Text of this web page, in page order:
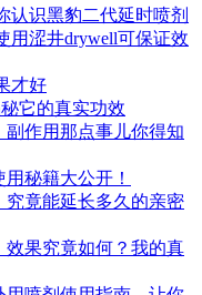
认识黑豹二代延时喷剂
用涩井drywell可保证效
才好
它的真实功效
作用那点事儿你得知
秘籍大公开！
竟能延长多久的亲密
效果究竟如何？我的真